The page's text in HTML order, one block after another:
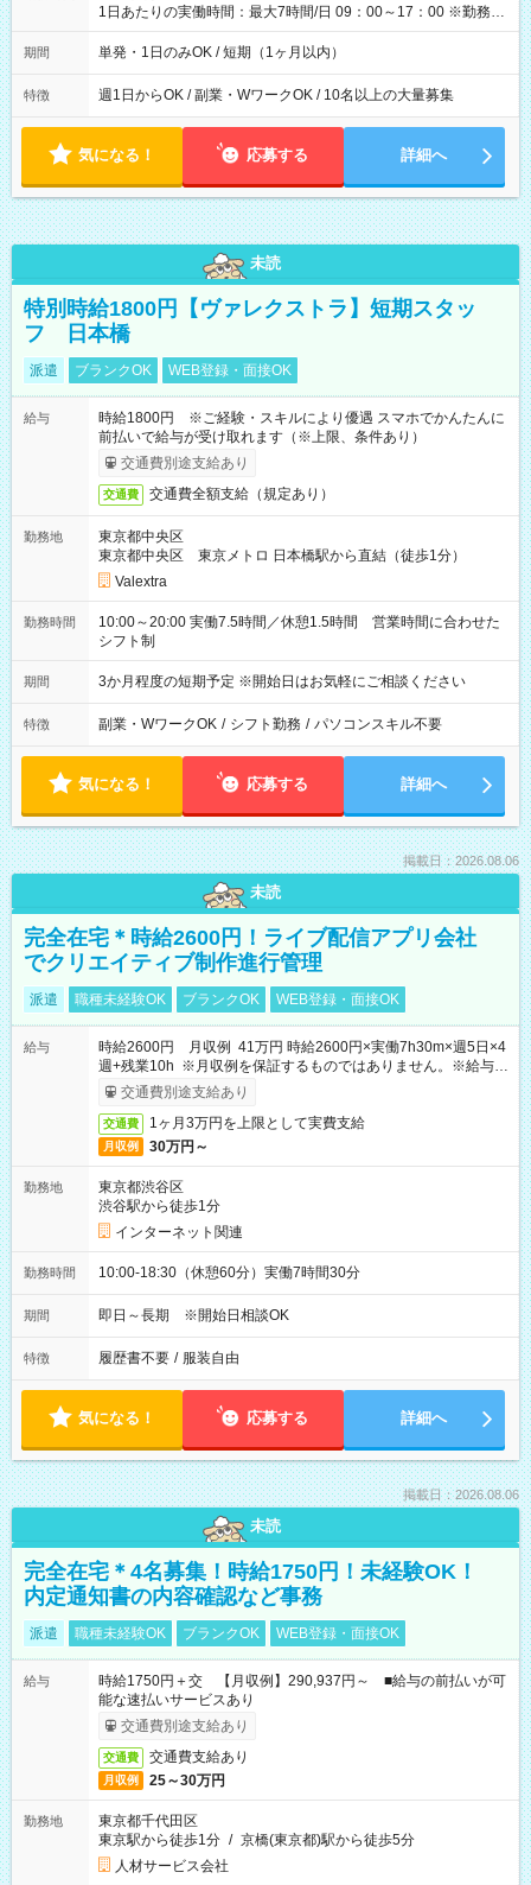
1日あたりの実働時間：最大7時間/日 09：00～17：00 ※勤務時
間は 試験により異なります。
期間 単発・1日のみOK / 短期（1ヶ月以内）
特徴 週1日からOK / 副業・WワークOK / 10名以上の大量募集
気になる！ 応募する 詳細へ
未読
特別時給1800円【ヴァレクストラ】短期スタッ
フ 日本橋
派遣 ブランクOK WEB登録・面接OK
給与
時給1800円 ※ご経験・スキルにより優遇 スマホでかんたんに
前払いで給与が受け取れます（※上限、条件あり）
交通費別途支給あり
交通費 交通費全額支給（規定あり）
勤務地
東京都中央区
東京都中央区 東京メトロ 日本橋駅から直結（徒歩1分）
Valextra
勤務時間
10:00～20:00 実働7.5時間／休憩1.5時間 営業時間に合わせた
シフト制
期間 3か月程度の短期予定 ※開始日はお気軽にご相談ください
特徴 副業・WワークOK / シフト勤務 / パソコンスキル不要
気になる！ 応募する 詳細へ
掲載日：2026.08.06
未読
完全在宅＊時給2600円！ライブ配信アプリ会社
でクリエイティブ制作進行管理
派遣 職種未経験OK ブランクOK WEB登録・面接OK
給与
時給2600円 月収例 41万円 時給2600円×実働7h30m×週5日×4
週+残業10h ※月収例を保証するものではありません。※給与即
受取りサービス利用可（利用条件有）
交通費別途支給あり
交通費 1ヶ月3万円を上限として実費支給
月収例 30万円～
勤務地
東京都渋谷区
渋谷駅から徒歩1分
インターネット関連
勤務時間 10:00-18:30（休憩60分）実働7時間30分
期間 即日～長期 ※開始日相談OK
特徴 履歴書不要 / 服装自由
気になる！ 応募する 詳細へ
掲載日：2026.08.06
未読
完全在宅＊4名募集！時給1750円！未経験OK！
内定通知書の内容確認など事務
派遣 職種未経験OK ブランクOK WEB登録・面接OK
給与
時給1750円＋交 【月収例】290,937円～ ■給与の前払いが可
能な速払いサービスあり
交通費別途支給あり
交通費 交通費支給あり
月収例 25～30万円
勤務地
東京都千代田区
東京駅から徒歩1分 / 京橋(東京都)駅から徒歩5分
人材サービス会社